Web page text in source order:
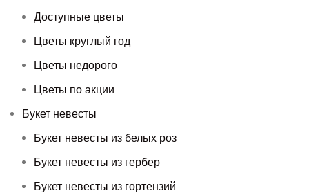
Доступные цветы
Цветы круглый год
Цветы недорого
Цветы по акции
Букет невесты
Букет невесты из белых роз
Букет невесты из гербер
Букет невесты из гортензий